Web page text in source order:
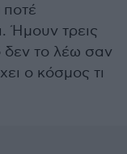
Ήμουν τρεις
δεν το λέω σαν
ο κόσμος τι